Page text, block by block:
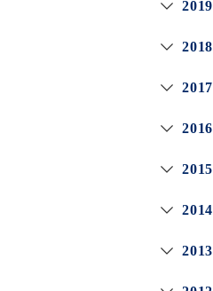
2019
2018
2017
2016
2015
2014
2013